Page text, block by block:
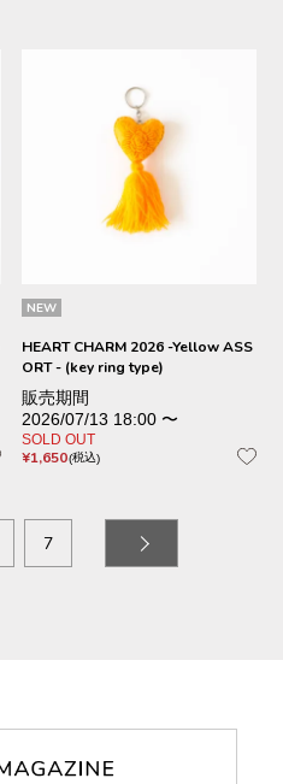
NEW
HEART CHARM 2026 -Yellow ASS
ORT - (key ring type)
販売期間
2026/07/13 18:00 〜
SOLD OUT
¥1,650 税込
7